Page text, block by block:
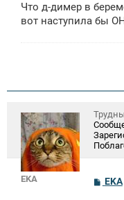
Что д-димер в
вот наступила бы
EKA
СEKA